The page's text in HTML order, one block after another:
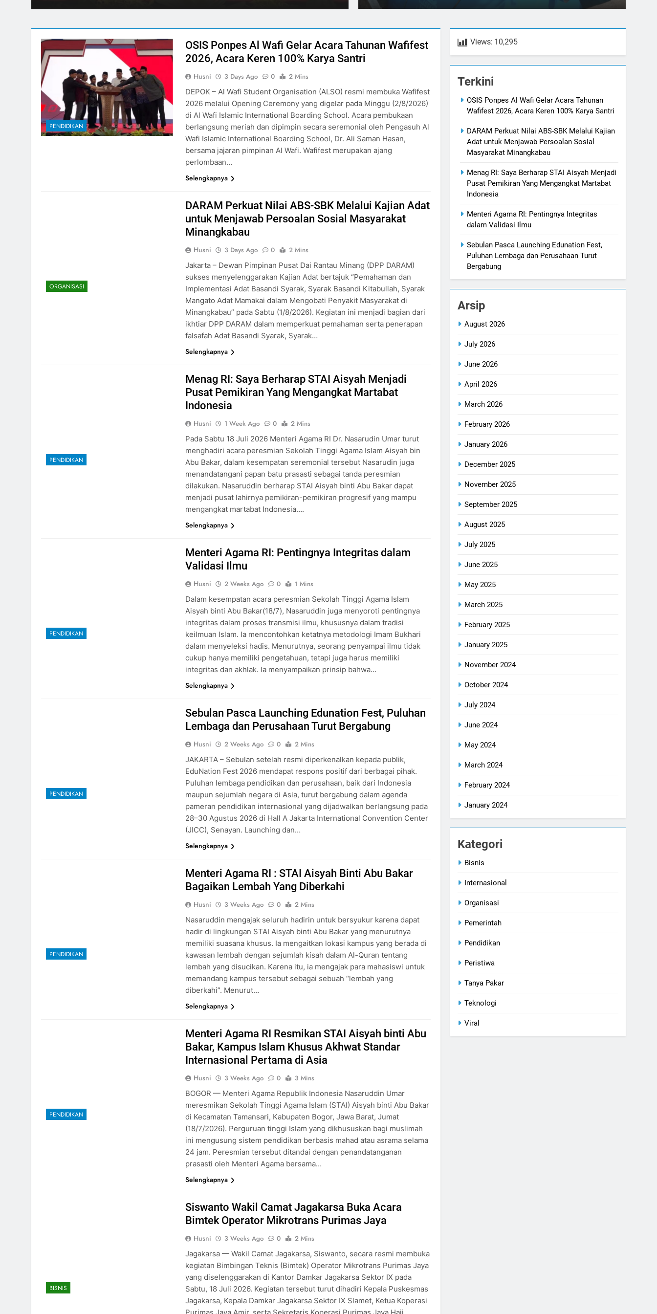
perlombaan…
Mengobati Penyakit Masyarakat di Minangkabau” pada Sabtu (1/8/2026). Kegiatan
penerapan falsafah Adat Basandi Syarak, Syarak…
Husni 3 Days Ago
PENDIDIKAN
OSIS Ponpes Al Wafi Gelar Acara Tahunan Wafifest
2026, Acara Keren 100% Karya Santri
Husni 3 Days Ago 0
2 Mins
DEPOK – Al Wafi Student Organisation (ALSO) resmi membuka Wafifest
2026 melalui Opening Ceremony yang digelar pada Minggu (2/8/2026)
di Al Wafi Islamic International Boarding School. Acara pembukaan
berlangsung meriah dan dipimpin secara seremonial oleh Pengasuh Al
Wafi Islamic International Boarding School, Dr. Ali Saman Hasan,
bersama jajaran pimpinan Al Wafi. Wafifest merupakan ajang
perlombaan…
Selengkapnya
ORGANISASI
DARAM Perkuat Nilai ABS-SBK Melalui Kajian Adat
untuk Menjawab Persoalan Sosial Masyarakat
Minangkabau
Husni 3 Days Ago 0
2 Mins
Jakarta – Dewan Pimpinan Pusat Dai Rantau Minang (DPP DARAM)
sukses menyelenggarakan Kajian Adat bertajuk “Pemahaman dan
Implementasi Adat Basandi Syarak, Syarak Basandi Kitabullah, Syarak
Mangato Adat Mamakai dalam Mengobati Penyakit Masyarakat di
Minangkabau” pada Sabtu (1/8/2026). Kegiatan ini menjadi bagian dari
ikhtiar DPP DARAM dalam memperkuat pemahaman serta penerapan
falsafah Adat Basandi Syarak, Syarak…
Selengkapnya
PENDIDIKAN
Menag RI: Saya Berharap STAI Aisyah Menjadi
Pusat Pemikiran Yang Mengangkat Martabat
Indonesia
Husni 1 Week Ago 0
2 Mins
Pada Sabtu 18 Juli 2026 Menteri Agama RI Dr. Nasarudin Umar turut
menghadiri acara peresmian Sekolah Tinggi Agama Islam Aisyah bin
Abu Bakar, dalam kesempatan seremonial tersebut Nasarudin juga
menandatangani papan batu prasasti sebagai tanda peresmian
dilakukan. Nasaruddin berharap STAI Aisyah binti Abu Bakar dapat
menjadi pusat lahirnya pemikiran-pemikiran progresif yang mampu
mengangkat martabat Indonesia….
Selengkapnya
PENDIDIKAN
Menteri Agama RI: Pentingnya Integritas dalam
Validasi Ilmu
Husni 2 Weeks Ago 0
1 Mins
Dalam kesempatan acara peresmian Sekolah Tinggi Agama Islam
Aisyah binti Abu Bakar(18/7), Nasaruddin juga menyoroti pentingnya
integritas dalam proses transmisi ilmu, khususnya dalam tradisi
keilmuan Islam. Ia mencontohkan ketatnya metodologi Imam Bukhari
dalam menyeleksi hadis. Menurutnya, seorang penyampai ilmu tidak
cukup hanya memiliki pengetahuan, tetapi juga harus memiliki
integritas dan akhlak. Ia menyampaikan prinsip bahwa…
Selengkapnya
PENDIDIKAN
Sebulan Pasca Launching Edunation Fest, Puluhan
Lembaga dan Perusahaan Turut Bergabung
Husni 2 Weeks Ago 0
2 Mins
JAKARTA – Sebulan setelah resmi diperkenalkan kepada publik,
EduNation Fest 2026 mendapat respons positif dari berbagai pihak.
Puluhan lembaga pendidikan dan perusahaan, baik dari Indonesia
maupun sejumlah negara di Asia, turut bergabung dalam agenda
pameran pendidikan internasional yang dijadwalkan berlangsung pada
28–30 Agustus 2026 di Hall A Jakarta International Convention Center
(JICC), Senayan. Launching dan…
Selengkapnya
PENDIDIKAN
Menteri Agama RI : STAI Aisyah Binti Abu Bakar
Bagaikan Lembah Yang Diberkahi
Husni 3 Weeks Ago 0
2 Mins
Nasaruddin mengajak seluruh hadirin untuk bersyukur karena dapat
hadir di lingkungan STAI Aisyah binti Abu Bakar yang menurutnya
memiliki suasana khusus. Ia mengaitkan lokasi kampus yang berada di
kawasan lembah dengan sejumlah kisah dalam Al-Quran tentang
lembah yang disucikan. Karena itu, ia mengajak para mahasiswi untuk
memandang kampus tersebut sebagai sebuah “lembah yang
diberkahi”. Menurut…
Selengkapnya
PENDIDIKAN
Menteri Agama RI Resmikan STAI Aisyah binti Abu
Bakar, Kampus Islam Khusus Akhwat Standar
Internasional Pertama di Asia
Husni 3 Weeks Ago 0
3 Mins
BOGOR — Menteri Agama Republik Indonesia Nasaruddin Umar
meresmikan Sekolah Tinggi Agama Islam (STAI) Aisyah binti Abu Bakar
di Kecamatan Tamansari, Kabupaten Bogor, Jawa Barat, Jumat
(18/7/2026). Perguruan tinggi Islam yang dikhususkan bagi muslimah
ini mengusung sistem pendidikan berbasis mahad atau asrama selama
24 jam. Peresmian tersebut ditandai dengan penandatanganan
prasasti oleh Menteri Agama bersama…
Selengkapnya
BISNIS
Siswanto Wakil Camat Jagakarsa Buka Acara
Bimtek Operator Mikrotrans Purimas Jaya
Husni 3 Weeks Ago 0
2 Mins
Jagakarsa — Wakil Camat Jagakarsa, Siswanto, secara resmi membuka
kegiatan Bimbingan Teknis (Bimtek) Operator Mikrotrans Purimas Jaya
yang diselenggarakan di Kantor Damkar Jagakarsa Sektor IX pada
Sabtu, 18 Juli 2026. Kegiatan tersebut turut dihadiri Kepala Puskesmas
Jagakarsa, Kepala Damkar Jagakarsa Sektor IX Slamet, Ketua Koperasi
Views: 10,295
Terkini
OSIS Ponpes Al Wafi Gelar Acara Tahunan
Wafifest 2026, Acara Keren 100% Karya Santri
DARAM Perkuat Nilai ABS-SBK Melalui Kajian
Adat untuk Menjawab Persoalan Sosial
Masyarakat Minangkabau
Menag RI: Saya Berharap STAI Aisyah Menjadi
Pusat Pemikiran Yang Mengangkat Martabat
Indonesia
Menteri Agama RI: Pentingnya Integritas
dalam Validasi Ilmu
Sebulan Pasca Launching Edunation Fest,
Puluhan Lembaga dan Perusahaan Turut
Bergabung
Arsip
August 2026
July 2026
June 2026
April 2026
March 2026
February 2026
January 2026
December 2025
November 2025
September 2025
August 2025
July 2025
June 2025
May 2025
March 2025
February 2025
January 2025
November 2024
October 2024
July 2024
June 2024
May 2024
March 2024
February 2024
January 2024
Kategori
Bisnis
Internasional
Organisasi
Pemerintah
Pendidikan
Peristiwa
Tanya Pakar
Teknologi
Viral